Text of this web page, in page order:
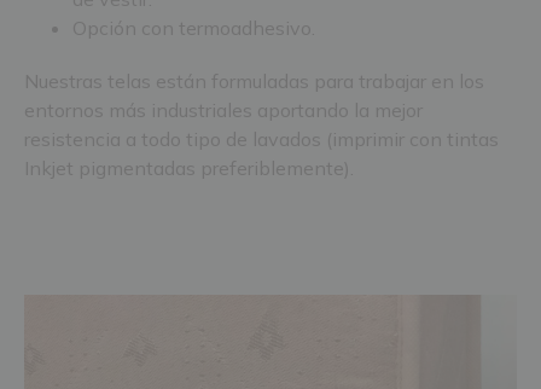
Opción con termoadhesivo.
Nuestras telas están formuladas para trabajar en los
entornos más industriales aportando la mejor
resistencia a todo tipo de lavados (imprimir con tintas
Inkjet pigmentadas preferiblemente).